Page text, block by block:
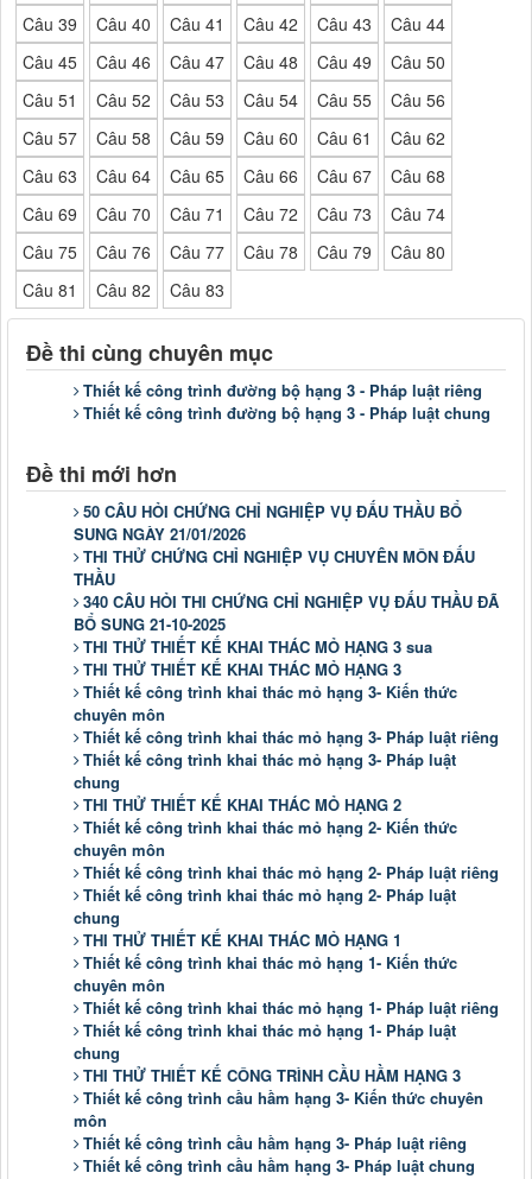
Câu 39
Câu 40 Câu 41 Câu 42 Câu 43
Câu 44
Câu 45
Câu 46 Câu 47 Câu 48 Câu 49
Câu 50
Câu 51
Câu 52 Câu 53 Câu 54 Câu 55
Câu 56
Câu 57
Câu 58 Câu 59 Câu 60 Câu 61
Câu 62
Câu 63
Câu 64 Câu 65 Câu 66 Câu 67
Câu 68
Câu 69
Câu 70 Câu 71 Câu 72 Câu 73
Câu 74
Câu 75
Câu 76 Câu 77 Câu 78 Câu 79
Câu 80
Câu 81
Câu 82 Câu 83
Đề thi cùng chuyên mục
Thiết kế công trình đường bộ hạng 3 - Pháp luật riêng
Thiết kế công trình đường bộ hạng 3 - Pháp luật chung
Đề thi mới hơn
50 CÂU HỎI CHỨNG CHỈ NGHIỆP VỤ ĐẤU THẦU BỔ
SUNG NGÀY 21/01/2026
THI THỬ CHỨNG CHỈ NGHIỆP VỤ CHUYÊN MÔN ĐẤU
THẦU
340 CÂU HỎI THI CHỨNG CHỈ NGHIỆP VỤ ĐẤU THẦU ĐÃ
BỔ SUNG 21-10-2025
THI THỬ THIẾT KẾ KHAI THÁC MỎ HẠNG 3 sua
THI THỬ THIẾT KẾ KHAI THÁC MỎ HẠNG 3
Thiết kế công trình khai thác mỏ hạng 3- Kiến thức
chuyên môn
Thiết kế công trình khai thác mỏ hạng 3- Pháp luật riêng
Thiết kế công trình khai thác mỏ hạng 3- Pháp luật
chung
THI THỬ THIẾT KẾ KHAI THÁC MỎ HẠNG 2
Thiết kế công trình khai thác mỏ hạng 2- Kiến thức
chuyên môn
Thiết kế công trình khai thác mỏ hạng 2- Pháp luật riêng
Thiết kế công trình khai thác mỏ hạng 2- Pháp luật
chung
THI THỬ THIẾT KẾ KHAI THÁC MỎ HẠNG 1
Thiết kế công trình khai thác mỏ hạng 1- Kiến thức
chuyên môn
Thiết kế công trình khai thác mỏ hạng 1- Pháp luật riêng
Thiết kế công trình khai thác mỏ hạng 1- Pháp luật
chung
THI THỬ THIẾT KẾ CÔNG TRÌNH CẦU HẦM HẠNG 3
Thiết kế công trình cầu hầm hạng 3- Kiến thức chuyên
môn
Thiết kế công trình cầu hầm hạng 3- Pháp luật riêng
Thiết kế công trình cầu hầm hạng 3- Pháp luật chung